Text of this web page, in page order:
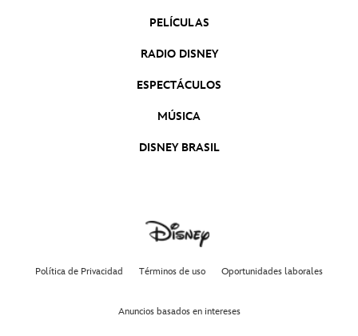
PELÍCULAS
RADIO DISNEY
ESPECTÁCULOS
MÚSICA
DISNEY BRASIL
Política de Privacidad Términos de uso Oportunidades laborales
Anuncios basados en intereses